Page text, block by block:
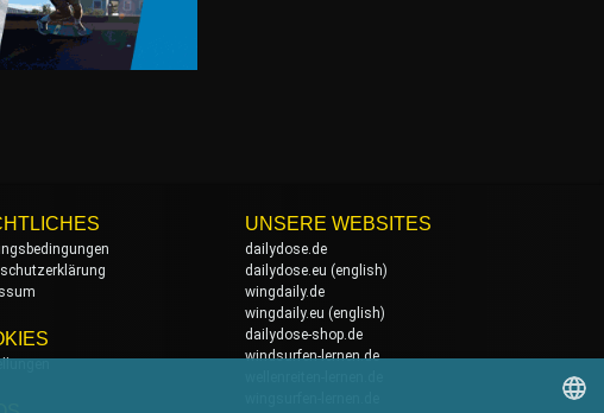
UNSERE WEBSITES
dailydose.de
dailydose.eu (english)
wingdaily.de
wingdaily.eu (english)
dailydose-shop.de
windsurfen-lernen.de